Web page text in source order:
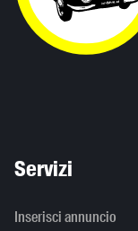
Servizi
Inserisci annuncio